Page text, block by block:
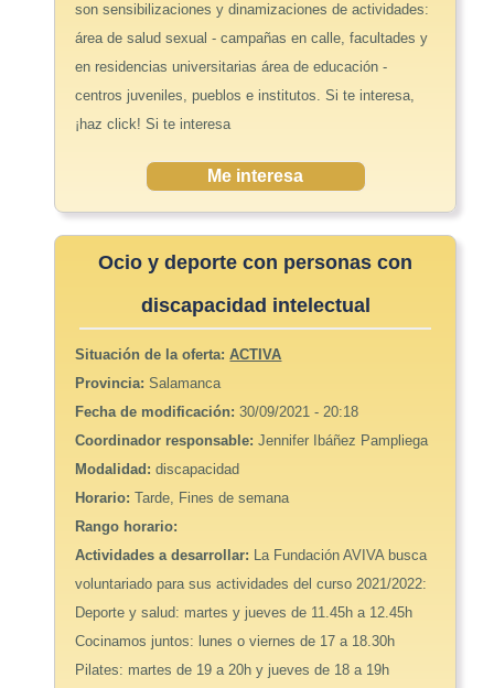
son sensibilizaciones y dinamizaciones de actividades:
área de salud sexual - campañas en calle, facultades y
en residencias universitarias área de educación -
centros juveniles, pueblos e institutos. Si te interesa,
¡haz click! Si te interesa
Me interesa
Ocio y deporte con personas con
discapacidad intelectual
Situación de la oferta:ACTIVA
Provincia:Salamanca
Fecha de modificación:30/09/2021 - 20:18
Coordinador responsable:Jennifer Ibáñez Pampliega
Modalidad:discapacidad
Horario:Tarde, Fines de semana
Rango horario:
Actividades a desarrollar: La Fundación AVIVA busca
voluntariado para sus actividades del curso 2021/2022:
Deporte y salud: martes y jueves de 11.45h a 12.45h
Cocinamos juntos: lunes o viernes de 17 a 18.30h
Pilates: martes de 19 a 20h y jueves de 18 a 19h